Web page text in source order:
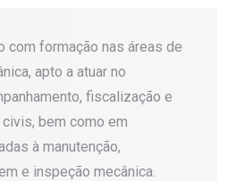
com formação nas áreas de
apto a atuar no
fiscalização e
bem como em
à manutenção,
e inspeção mecânica.